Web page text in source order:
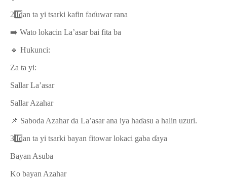
2️ Idan ta yi tsarki kafin faɗuwar rana
➡️ Wato lokacin La’asar bai fita ba
🔹 Hukunci:
Za ta yi:
Sallar La’asar
Sallar Azahar
📌 Saboda Azahar da La’asar ana iya haɗasu a halin uzuri.
3️Idan ta yi tsarki bayan fitowar lokaci gaba ɗaya
Bayan Asuba
Ko bayan Azahar